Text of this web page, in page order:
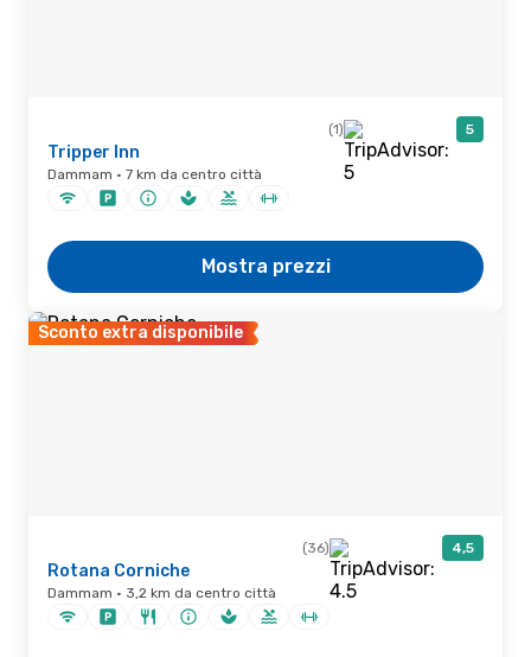
(1) 5
Tripper Inn
Dammam · 7 km da centro città
Mostra prezzi
Sconto extra disponibile
(36) 4,5
Rotana Corniche
Dammam · 3,2 km da centro città